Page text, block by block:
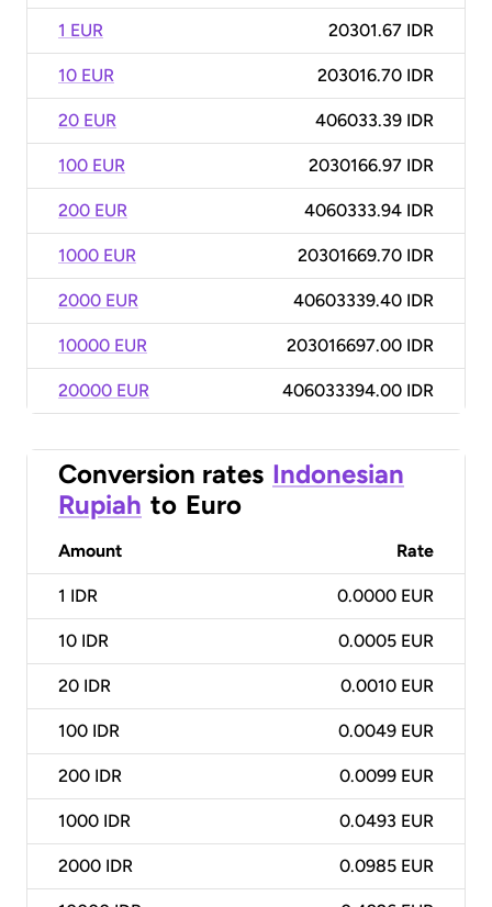
1 EUR 20301.67 IDR
10 EUR 203016.70 IDR
20 EUR 406033.39 IDR
100 EUR 2030166.97 IDR
200 EUR 4060333.94 IDR
1000 EUR 20301669.70 IDR
2000 EUR 40603339.40 IDR
10000 EUR 203016697.00 IDR
20000 EUR 406033394.00 IDR
Conversion rates Indonesian
Rupiah to Euro
Amount Rate
1 IDR 0.0000 EUR
10 IDR 0.0005 EUR
20 IDR 0.0010 EUR
100 IDR 0.0049 EUR
200 IDR 0.0099 EUR
1000 IDR 0.0493 EUR
2000 IDR 0.0985 EUR